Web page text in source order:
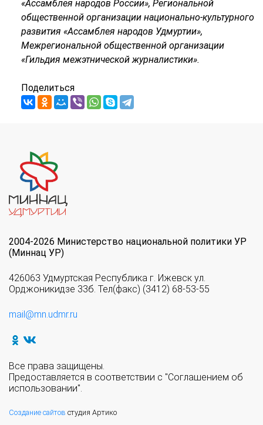
«Ассамблея народов России», Региональной
общественной организации национально-культурного
развития «Ассамблея народов Удмуртии»,
Межрегиональной общественной организации
«Гильдия межэтнической журналистики».
Поделиться
2004-2026 Министерство национальной политики УР
(Миннац УР)
426063 Удмуртская Республика г. Ижевск ул.
Орджоникидзе 33б. Тел(факс) (3412) 68-53-55
mail@mn.udmr.ru
Все права защищены.
Предоставляется в соответствии с "Соглашением об
использовании".
Создание сайтов студия Артико